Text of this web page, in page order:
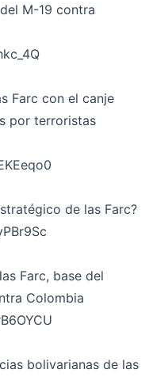
M-19 contra
Farc con el canje
por terroristas
de las Farc?
Farc, base del
Colombia
bolivarianas de las